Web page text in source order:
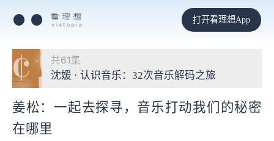
打开看理想App
共61集
沈媛 · 认识音乐：32次音乐解码之旅
姜松：一起去探寻，音乐打动我们的秘密
在哪里